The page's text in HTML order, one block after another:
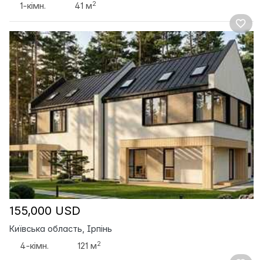
1-кімн.
41 м2
155,000 USD
Київська область, Ірпінь
4-кімн.
121 м2